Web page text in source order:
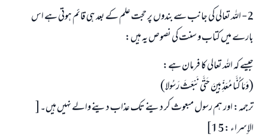
2- اللہ تعالی کی جانب سے بندوں پر حجت علم کے بعد ہی قائم ہوتی ہے اس
بارے میں کتاب و سنت کی نصوص یہ ہیں:
جیسے کہ اللہ تعالی کا فرمان ہے:
(وَمَا كُنَّا مُعَذِّبِينَ حَتَّى نَبْعَثَ رَسُولا)
ترجمہ: اور ہم رسول مبعوث کر دینے تک عذاب دینے والے نہیں ہیں۔[
الإسراء :15]